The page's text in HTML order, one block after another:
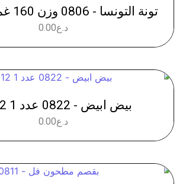
تونة التونسا - 0806 وزن 160 غم - عدد 24
د.ع0.00
بيض ابيض - 0822 عدد 1 12 30
د.ع0.00